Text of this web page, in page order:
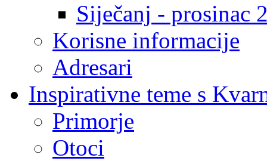
Siječanj - prosinac
Korisne informacije
Adresari
Inspirativne teme s
Primorje
Otoci